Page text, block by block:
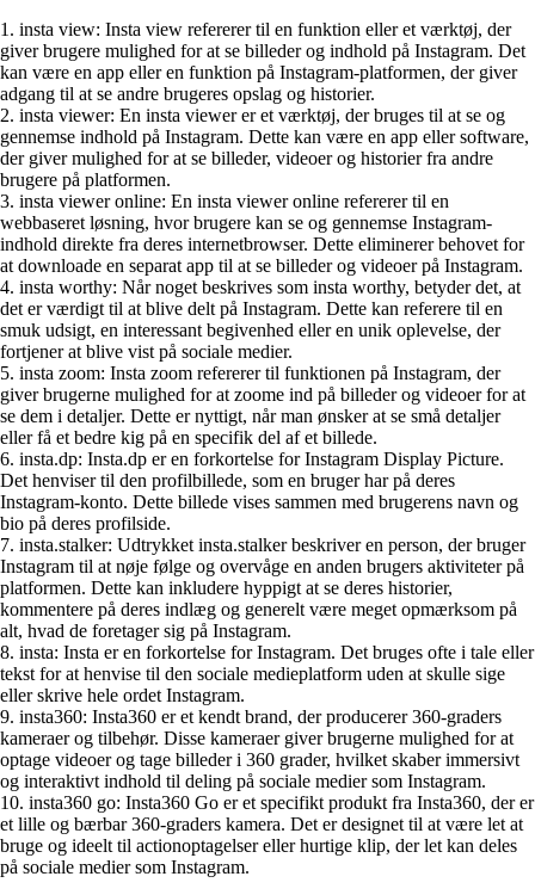
1. insta view: Insta view refererer til en funktion eller et værktøj, der
giver brugere mulighed for at se billeder og indhold på Instagram. Det
kan være en app eller en funktion på Instagram-platformen, der giver
adgang til at se andre brugeres opslag og historier.
2. insta viewer: En insta viewer er et værktøj, der bruges til at se og
gennemse indhold på Instagram. Dette kan være en app eller software,
der giver mulighed for at se billeder, videoer og historier fra andre
brugere på platformen.
3. insta viewer online: En insta viewer online refererer til en
webbaseret løsning, hvor brugere kan se og gennemse Instagram-
indhold direkte fra deres internetbrowser. Dette eliminerer behovet for
at downloade en separat app til at se billeder og videoer på Instagram.
4. insta worthy: Når noget beskrives som insta worthy, betyder det, at
det er værdigt til at blive delt på Instagram. Dette kan referere til en
smuk udsigt, en interessant begivenhed eller en unik oplevelse, der
fortjener at blive vist på sociale medier.
5. insta zoom: Insta zoom refererer til funktionen på Instagram, der
giver brugerne mulighed for at zoome ind på billeder og videoer for at
se dem i detaljer. Dette er nyttigt, når man ønsker at se små detaljer
eller få et bedre kig på en specifik del af et billede.
6. insta.dp: Insta.dp er en forkortelse for Instagram Display Picture.
Det henviser til den profilbillede, som en bruger har på deres
Instagram-konto. Dette billede vises sammen med brugerens navn og
bio på deres profilside.
7. insta.stalker: Udtrykket insta.stalker beskriver en person, der bruger
Instagram til at nøje følge og overvåge en anden brugers aktiviteter på
platformen. Dette kan inkludere hyppigt at se deres historier,
kommentere på deres indlæg og generelt være meget opmærksom på
alt, hvad de foretager sig på Instagram.
8. insta: Insta er en forkortelse for Instagram. Det bruges ofte i tale eller
tekst for at henvise til den sociale medieplatform uden at skulle sige
eller skrive hele ordet Instagram.
9. insta360: Insta360 er et kendt brand, der producerer 360-graders
kameraer og tilbehør. Disse kameraer giver brugerne mulighed for at
optage videoer og tage billeder i 360 grader, hvilket skaber immersivt
og interaktivt indhold til deling på sociale medier som Instagram.
10. insta360 go: Insta360 Go er et specifikt produkt fra Insta360, der er
et lille og bærbar 360-graders kamera. Det er designet til at være let at
bruge og ideelt til actionoptagelser eller hurtige klip, der let kan deles
på sociale medier som Instagram.